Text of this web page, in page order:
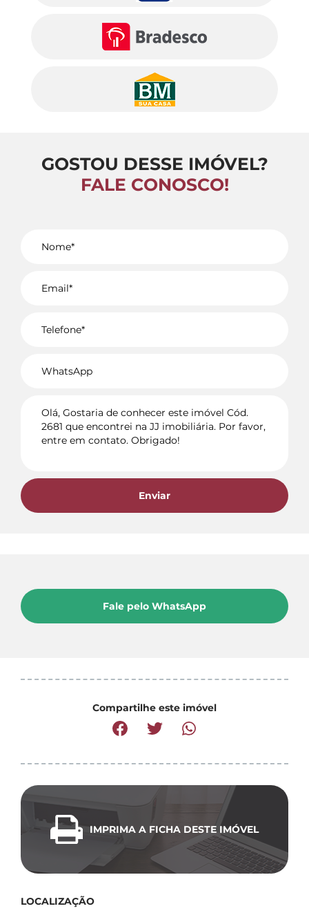
GOSTOU DESSE IMÓVEL?
FALE CONOSCO!
Enviar
Fale pelo WhatsApp
Compartilhe este imóvel
IMPRIMA A FICHA DESTE IMÓVEL
LOCALIZAÇÃO